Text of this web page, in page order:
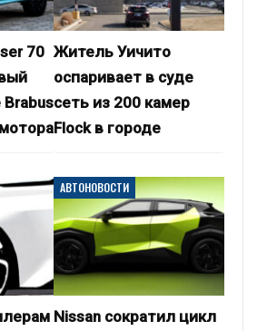
70 Житель Уичито
оспаривает в суде
сеть из 200 камер
Flock в городе
АВТОНОВОСТИ
Nissan сократил цикл